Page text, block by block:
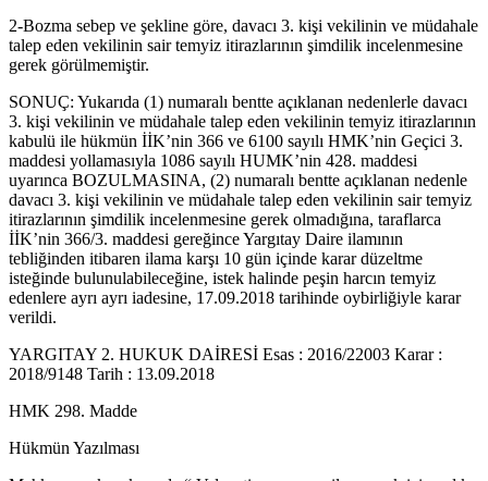
2-Bozma sebep ve şekline göre, davacı 3. kişi vekilinin ve müdahale
talep eden vekilinin sair temyiz itirazlarının şimdilik incelenmesine
gerek görülmemiştir.
SONUÇ: Yukarıda (1) numaralı bentte açıklanan nedenlerle davacı
3. kişi vekilinin ve müdahale talep eden vekilinin temyiz itirazlarının
kabulü ile hükmün İİK’nin 366 ve 6100 sayılı HMK’nin Geçici 3.
maddesi yollamasıyla 1086 sayılı HUMK’nin 428. maddesi
uyarınca BOZULMASINA, (2) numaralı bentte açıklanan nedenle
davacı 3. kişi vekilinin ve müdahale talep eden vekilinin sair temyiz
itirazlarının şimdilik incelenmesine gerek olmadığına, taraflarca
İİK’nin 366/3. maddesi gereğince Yargıtay Daire ilamının
tebliğinden itibaren ilama karşı 10 gün içinde karar düzeltme
isteğinde bulunulabileceğine, istek halinde peşin harcın temyiz
edenlere ayrı ayrı iadesine, 17.09.2018 tarihinde oybirliğiyle karar
verildi.
YARGITAY 2. HUKUK DAİRESİ Esas : 2016/22003 Karar :
2018/9148 Tarih : 13.09.2018
HMK 298. Madde
Hükmün Yazılması